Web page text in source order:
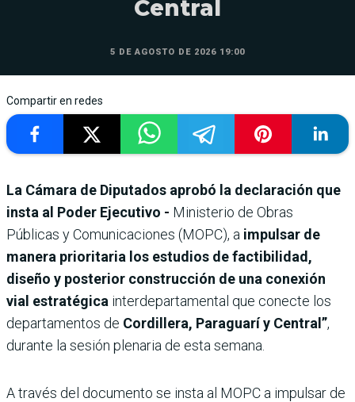
Central
5 DE AGOSTO DE 2026 19:00
Compartir en redes
La Cámara de Diputados aprobó la declaración que
insta al Poder Ejecutivo - Ministerio de Obras
Públicas y Comunicaciones (MOPC), a impulsar de
manera prioritaria los estudios de factibilidad,
diseño y posterior construcción de una conexión
vial estratégica interdepartamental que conecte los
departamentos de Cordillera, Paraguarí y Central”,
durante la sesión plenaria de esta semana.
A través del documento se insta al MOPC a impulsar de